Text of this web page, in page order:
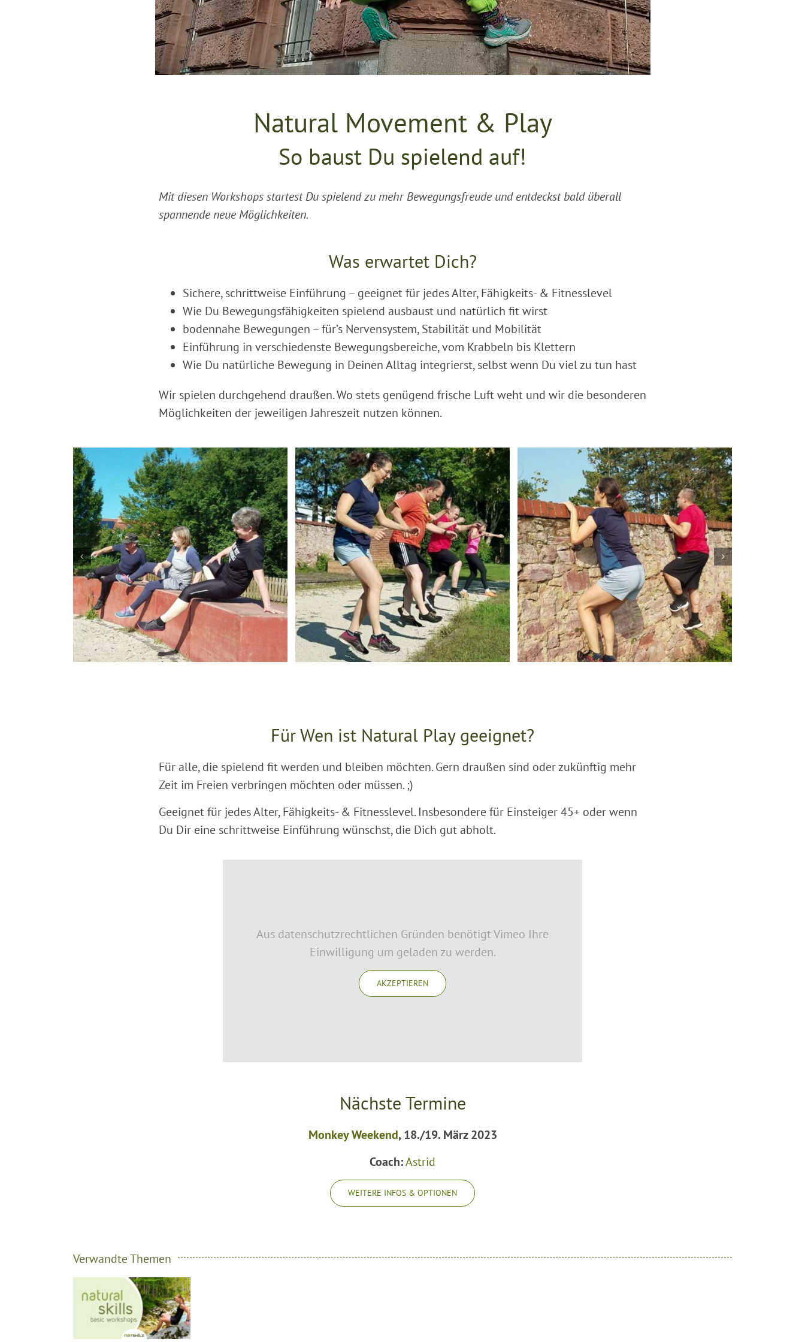
Natural Movement & Play
So baust Du spielend auf!
Mit diesen Workshops startest Du spielend zu mehr Bewegungsfreude und entdeckst bald überall
spannende neue Möglichkeiten.
Was erwartet Dich?
Sichere, schrittweise Einführung – geeignet für jedes Alter, Fähigkeits- & Fitnesslevel
Wie Du Bewegungsfähigkeiten spielend ausbaust und natürlich fit wirst
bodennahe Bewegungen – für’s Nervensystem, Stabilität und Mobilität
Einführung in verschiedenste Bewegungsbereiche, vom Krabbeln bis Klettern
Wie Du natürliche Bewegung in Deinen Alltag integrierst, selbst wenn Du viel zu tun hast
Wir spielen durchgehend draußen. Wo stets genügend frische Luft weht und wir die besonderen
Möglichkeiten der jeweiligen Jahreszeit nutzen können.
Für Wen ist Natural Play geeignet?
Für alle, die spielend fit werden und bleiben möchten. Gern draußen sind oder zukünftig mehr
Zeit im Freien verbringen möchten oder müssen. ;)
Geeignet für jedes Alter, Fähigkeits- & Fitnesslevel. Insbesondere für Einsteiger 45+ oder wenn
Du Dir eine schrittweise Einführung wünschst, die Dich gut abholt.
Aus datenschutzrechtlichen Gründen benötigt Vimeo Ihre
Einwilligung um geladen zu werden.
AKZEPTIEREN
Nächste Termine
Monkey Weekend, 18./19. März 2023
Coach:Astrid
WEITERE INFOS & OPTIONEN
Verwandte Themen